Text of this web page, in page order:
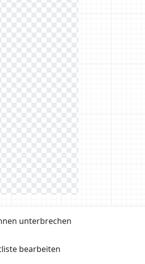
unterbrechen
bearbeiten